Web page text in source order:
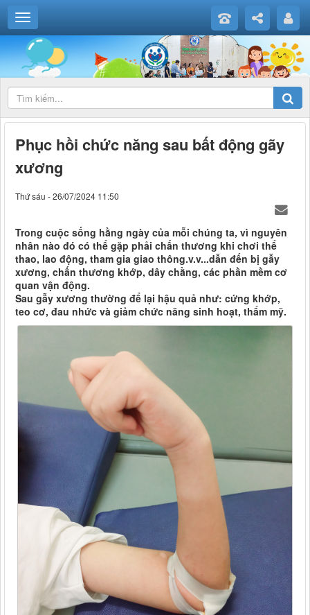
Phục hồi chức năng sau bất động gãy
xương
Thứ sáu - 26/07/2024 11:50
Trong cuộc sống hằng ngày của mỗi chúng ta, vì nguyên
nhân nào đó có thể gặp phải chấn thương khi chơi thể
thao, lao động, tham gia giao thông.v.v...dẫn đến bị gẫy
xương, chấn thương khớp, dây chằng, các phần mềm cơ
quan vận động.
Sau gẫy xương thường để lại hậu quả như: cứng khớp,
teo cơ, đau nhức và giảm chức năng sinh hoạt, thẩm mỹ.